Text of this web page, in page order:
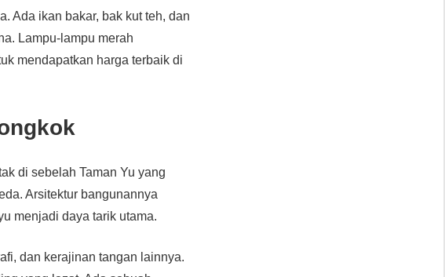
Ada ikan bakar, bak kut teh, dan
Lampu-lampu merah
mendapatkan harga terbaik di
di sebelah Taman Yu yang
Arsitektur bangunannya
menjadi daya tarik utama.
dan kerajinan tangan lainnya.